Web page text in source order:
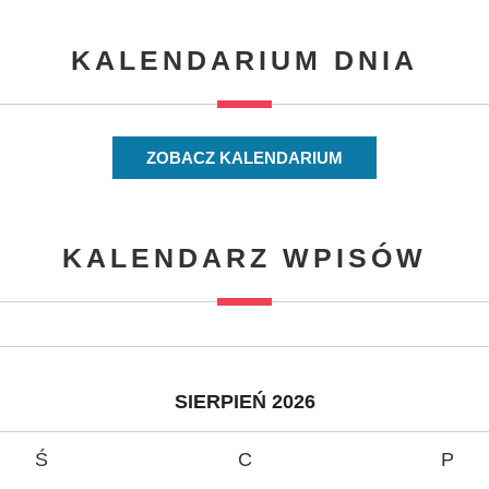
KALENDARIUM DNIA
ZOBACZ KALENDARIUM
KALENDARZ WPISÓW
SIERPIEŃ 2026
Ś C P